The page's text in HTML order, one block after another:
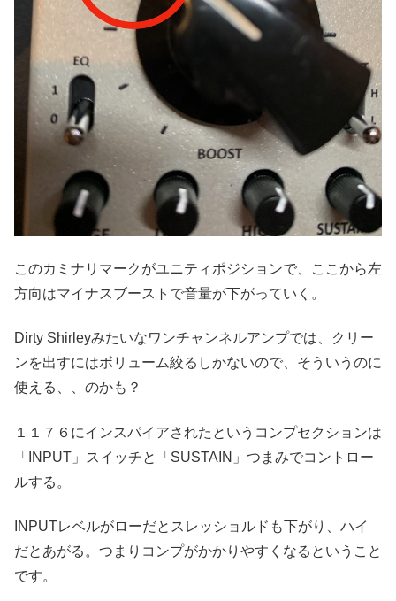
このカミナリマークがユニティポジションで、ここから左
方向はマイナスブーストで音量が下がっていく。
Dirty Shirleyみたいなワンチャンネルアンプでは、クリー
ンを出すにはボリューム絞るしかないので、そういうのに
使える、、のかも？
１１７６にインスパイアされたというコンプセクションは
「INPUT」スイッチと「SUSTAIN」つまみでコントロー
ルする。
INPUTレベルがローだとスレッショルドも下がり、ハイ
だとあがる。つまりコンプがかかりやすくなるということ
です。